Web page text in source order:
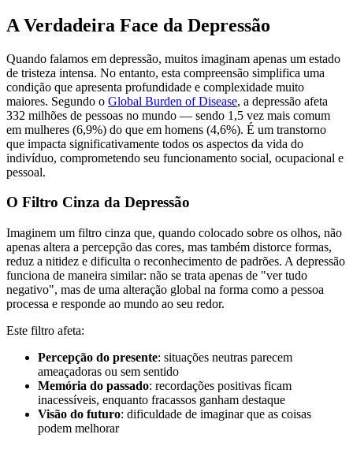
A Verdadeira Face da Depressão
Quando falamos em depressão, muitos imaginam apenas um estado
de tristeza intensa. No entanto, esta compreensão simplifica uma
condição que apresenta profundidade e complexidade muito
maiores. Segundo o Global Burden of Disease, a depressão afeta
332 milhões de pessoas no mundo — sendo 1,5 vez mais comum
em mulheres (6,9%) do que em homens (4,6%). É um transtorno
que impacta significativamente todos os aspectos da vida do
indivíduo, comprometendo seu funcionamento social, ocupacional e
pessoal.
O Filtro Cinza da Depressão
Imaginem um filtro cinza que, quando colocado sobre os olhos, não
apenas altera a percepção das cores, mas também distorce formas,
reduz a nitidez e dificulta o reconhecimento de padrões. A depressão
funciona de maneira similar: não se trata apenas de "ver tudo
negativo", mas de uma alteração global na forma como a pessoa
processa e responde ao mundo ao seu redor.
Este filtro afeta:
Percepção do presente: situações neutras parecem
ameaçadoras ou sem sentido
Memória do passado: recordações positivas ficam
inacessíveis, enquanto fracassos ganham destaque
Visão do futuro: dificuldade de imaginar que as coisas
podem melhorar